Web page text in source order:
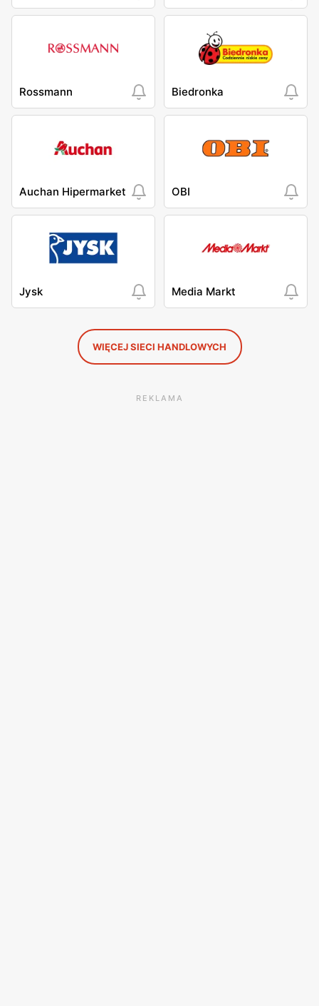
Rossmann Biedronka
Auchan Hipermarket OBI
Jysk Media Markt
WIĘCEJ SIECI HANDLOWYCH
REKLAMA